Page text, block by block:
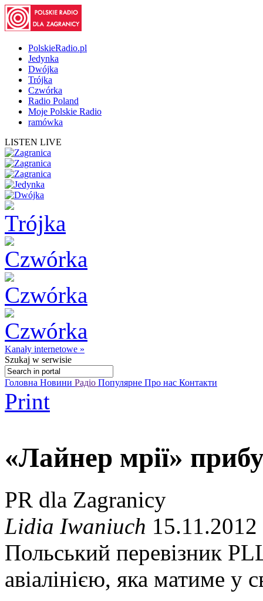
PolskieRadio.pl
Jedynka
Dwójka
Trójka
Czwórka
Radio Poland
Moje Polskie Radio
ramówka
LISTEN LIVE
Kanały internetowe »
Szukaj w serwisie
Головна Новини Радіо Популярне Про нас Контакти
Print
«Лайнер мрії»
PR dla Zagranicy
Lidia Iwaniuch
Польський перевізник
авіалінією, яка матиме у